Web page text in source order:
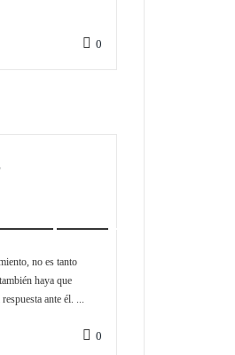
0
no es tanto
haya que
ante él. ...
0